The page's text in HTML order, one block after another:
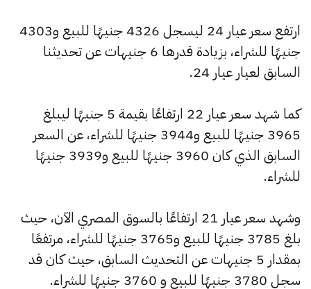
ارتفع سعر عيار 24 ليسجل 4326 جنيهًا للبيع و4303
جنيهًا للشراء، بزيادة قدرها 6 جنيهات عن تحديثنا
السابق لعيار عيار 24.
كما شهد سعر عيار 22 ارتفاعًا بقيمة 5 جنيهًا ليبلغ
3965 جنيهًا للبيع و3944 جنيهًا للشراء، عن السعر
السابق الذي كان 3960 جنيهًا للبيع و3939 جنيهًا
للشراء.
وشهد سعر عيار 21 ارتفاعًا بالسوق المصري الآن، حيث
بلغ 3785 جنيهًا للبيع و3765 جنيهًا للشراء، مرتفعًا
بمقدار 5 جنيهات عن التحديث السابق، حيث كان قد
سجل 3780 جنيهًا للبيع و 3760 جنيهًا للشراء.